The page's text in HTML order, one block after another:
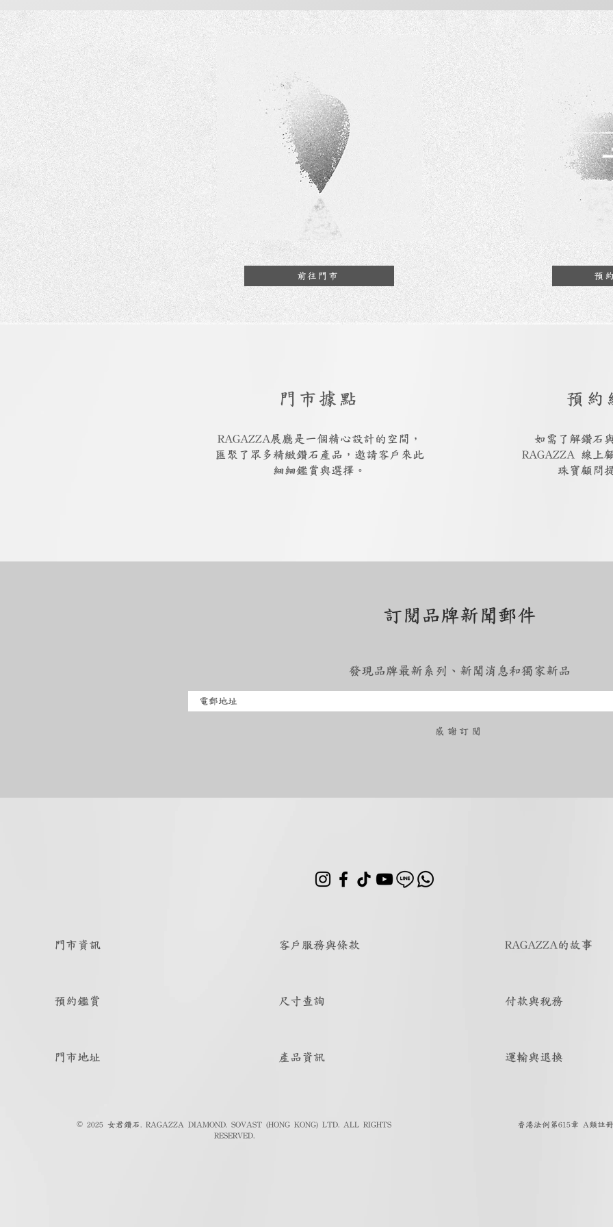
前往門市 預
門市據點
RAGAZZA展廳是一個精心設計的空間，
匯聚了眾多精緻鑽石產品，邀請客戶來此
細細鑑賞與選擇。
預約
如需了解鑽石
RAGAZZA 線上
珠寶顧問
訂閱品牌新聞郵件
發現品牌最新系列、新聞消息和獨家新品
​感謝訂閱
門市資訊
預約鑑賞
門市地址
客戶服務與條款
尺寸查詢
產品資訊
RAGAZZA的故事
付款與稅務
運輸與退換
© 2025 女君鑽石. RAGAZZA DIAMOND. SOVAST (HONG KONG) LTD. ALL RIGHTS
RESERVED.
香港法例第615章 A類註